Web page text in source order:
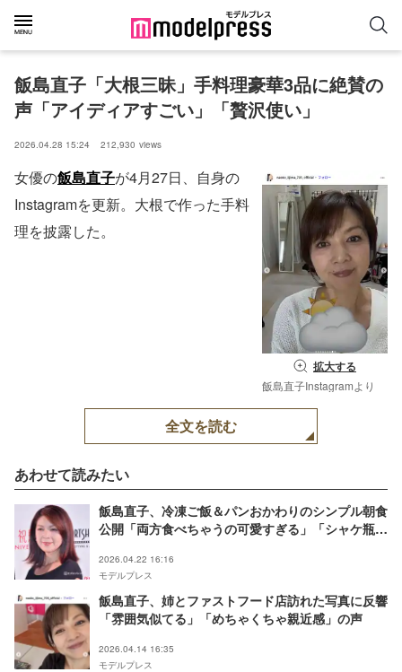
飯島直子「大根三昧」手料理豪華3品に絶賛の
声「アイディアすごい」「贅沢使い」
2026.04.28 15:24 212,930 views
拡大する
飯島直子Instagramより
女優の飯島直子が4月27日、自身の
Instagramを更新。大根で作った手料
理を披露した。
全文を読む
あわせて読みたい
飯島直子、冷凍ご飯＆パンおかわりのシンプル朝食
公開「両方食べちゃうの可愛すぎる」「シャケ瓶最
2026.04.22 16:16
モデルプレス
飯島直子、姉とファストフード店訪れた写真に反響
「雰囲気似てる」「めちゃくちゃ親近感」の声
2026.04.14 16:35
モデルプレス